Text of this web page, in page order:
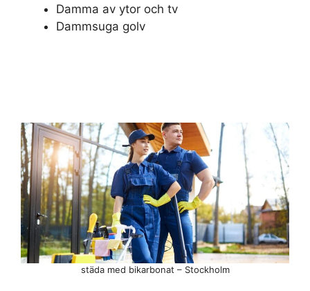
Damma av ytor och tv
Dammsuga golv
städa med bikarbonat – Stockholm